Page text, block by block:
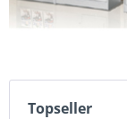
Topseller